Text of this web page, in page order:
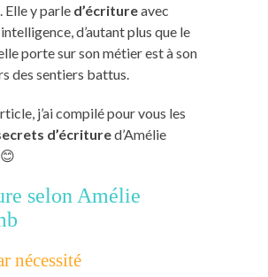
Elle y parle d’écritureavec
d’autant plus que le
porte sur son métier est à son
des sentiers battus.
j’ai compilé pour vous les
d’écritured’Amélie
selon Amélie
nécessité